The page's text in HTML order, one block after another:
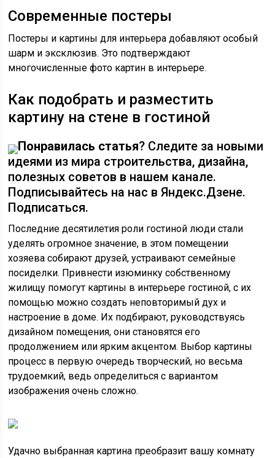
Современные постеры
Постеры и картины для интерьера добавляют особый
шарм и эксклюзив. Это подтверждают
многочисленные фото картин в интерьере.
Как подобрать и разместить
картину на стене в гостиной
Понравилась статья? Следите за новыми
идеями из мира строительства, дизайна,
полезных советов в нашем канале.
Подписывайтесь на нас в Яндекс.Дзене.
Подписаться.
Последние десятилетия роли гостиной люди стали
уделять огромное значение, в этом помещении
хозяева собирают друзей, устраивают семейные
посиделки. Привнести изюминку собственному
жилищу помогут картины в интерьере гостиной, с их
помощью можно создать неповторимый дух и
настроение в доме. Их подбирают, руководствуясь
дизайном помещения, они становятся его
продолжением или ярким акцентом. Выбор картины
процесс в первую очередь творческий, но весьма
трудоемкий, ведь определиться с вариантом
изображения очень сложно.
Удачно выбранная картина преобразит вашу комнату